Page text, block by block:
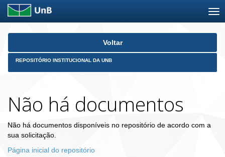
Skip
Voltar
REPOSITÓRIO INSTITUCIONAL DA UNB
Não há documentos
Não há documentos disponíveis no repositório de acordo com a
sua solicitação.
Página inicial do repositório